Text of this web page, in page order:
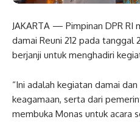
JAKARTA — Pimpinan DPR RI
damai Reuni 212 pada tanggal
berjanji untuk menghadiri
“Ini adalah kegiatan damai
keagamaan, serta dari
membuka Monas untuk acara